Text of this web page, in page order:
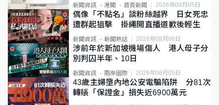
新聞資訊 港聞 首頁新聞 2026年08月05日
偶像「不點名」談粉絲越界 日女死忠
遭群起狙擊 掛繩開直播道歉後輕生
新聞資訊 新聞熱話 2026年08月06日
涉前年於新加坡機場傷人 港人母子分
別判囚半年、10日
新聞資訊 兩岸國際 2026年08月05日
43歲主婦墮內地公安電騙陷阱 分81次
轉賬「保證金」損失近6900萬元